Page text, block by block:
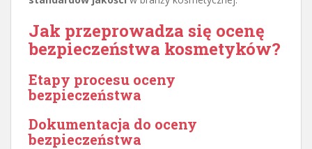
Jak przeprowadza się ocenę
bezpieczeństwa kosmetyków?
Etapy procesu oceny
bezpieczeństwa
Dokumentacja do oceny
bezpieczeństwa